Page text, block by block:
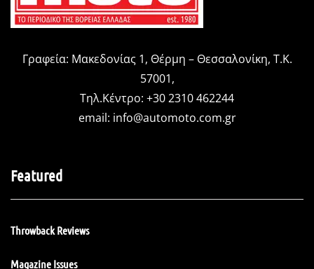
Γραφεία: Μακεδονίας 1, Θέρμη – Θεσσαλονίκη, Τ.Κ.
57001,
Τηλ.Κέντρο: +30 2310 462244
email: info@automoto.com.gr
Featured
Throwback Reviews
Magazine Issues